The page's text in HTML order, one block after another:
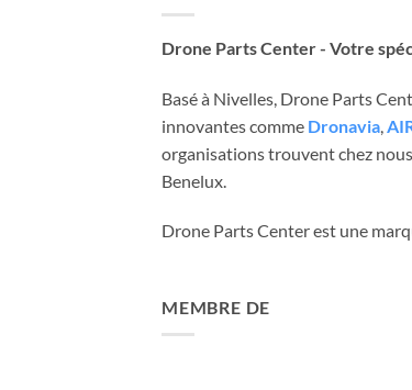
Drone Parts Center - Votre
Basé à Nivelles, Drone Parts
innovantes comme Dronavia
organisations trouvent chez
Benelux.
Drone Parts Center est une
MEMBRE DE